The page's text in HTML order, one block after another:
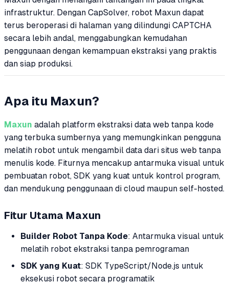
infrastruktur. Dengan CapSolver, robot Maxun dapat
terus beroperasi di halaman yang dilindungi CAPTCHA
secara lebih andal, menggabungkan kemudahan
penggunaan dengan kemampuan ekstraksi yang praktis
dan siap produksi.
Apa itu Maxun?
Maxun adalah platform ekstraksi data web tanpa kode
yang terbuka sumbernya yang memungkinkan pengguna
melatih robot untuk mengambil data dari situs web tanpa
menulis kode. Fiturnya mencakup antarmuka visual untuk
pembuatan robot, SDK yang kuat untuk kontrol program,
dan mendukung penggunaan di cloud maupun self-hosted.
Fitur Utama Maxun
Builder Robot Tanpa Kode: Antarmuka visual untuk
melatih robot ekstraksi tanpa pemrograman
SDK yang Kuat: SDK TypeScript/Node.js untuk
eksekusi robot secara programatik